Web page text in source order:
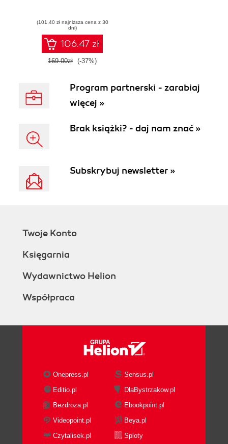
(101,40 zł najniższa cena z 30
dni)
106.47 zł
169.00zł (-37%)
Program partnerski - zarabiaj
więcej »
Brak książki? - daj nam znać »
Subskrybuj newsletter »
Twoje Konto
Księgarnia
Wydawnictwo Helion
Współpraca
Onepress.pl
Sensus.pl
Editio.pl
DlaBystrzakow.pl
Bezdroza.pl
Ebookpoint.pl
Videopoint.pl
Beya.pl
Czytalisek.pl
Sploty